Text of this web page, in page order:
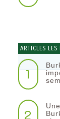
ARTICLES LES
1
2